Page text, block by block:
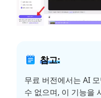
참고:
무료 버전에서는 AI
수 없으며, 이 기능을